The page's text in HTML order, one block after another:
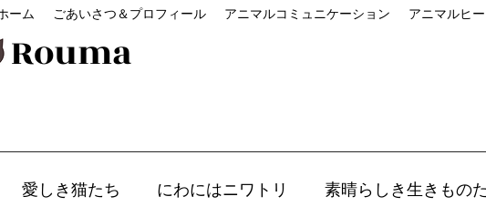
ーム ごあいさつ＆プロフィール アニマルコミュニケーション アニマルヒ
Rouma
愛しき猫たち にわにはニワトリ 素晴らしき生きもの